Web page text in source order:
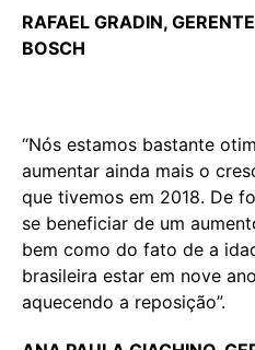
RAFAEL GRADIN,
BOSCH
“Nós estamos bastante
aumentar ainda mais o
que tivemos em 2018. De
se beneficiar de um
bem como do fato de a
brasileira estar em nove
aquecendo a reposição”.